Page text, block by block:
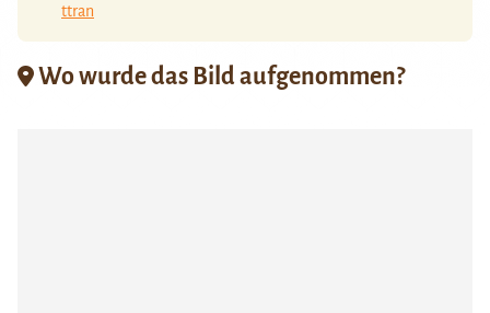
ttran
Wo wurde das Bild aufgenommen?